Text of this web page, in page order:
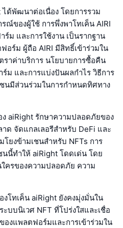
ได้พัฒนาต่อเนื่อง โดยการรวม
ณ์ของผู้ใช้ การพึ่งพาโทเค็น AIRI
ม และการใช้งาน เป็นรากฐาน
อร์ม ผู้ถือ AIRI มีสิทธิ์เข้าร่วมใน
ราค่าบริการ นโยบายการซื้อคืน
ร์ม และการแบ่งปันผลกำไร วิธีการ
นมีส่วนร่วมในการกำหนดทิศทาง
aiRight รักษาความปลอดภัยของ
ด จัดแกลเลอรีสำหรับ DeFi และ
โยงข้ามเชนสำหรับ NFTs การ
นนี้ทำให้ aiRight โดดเด่น โดย
ครของความปลอดภัย ความ
โทเค็น aiRight ยังคงมุ่งมั่นใน
บบนิเวศ NFT ที่โปร่งใสและเชื่อ
องแพลตฟอร์มและการเข้าร่วมใน